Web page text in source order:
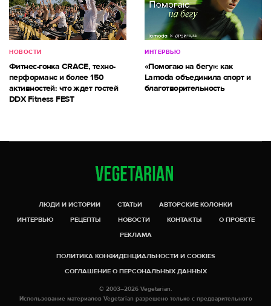
НОВОСТИ
Фитнес-гонка CRACE, техно-
перформанс и более 150
активностей: что ждет гостей
DDX Fitness FEST
ИНТЕРВЬЮ
«Помогаю на бегу»: как
Lamoda объединила спорт и
благотворительность
ЛЮДИ И ИСТОРИИ СТАТЬИ
АВТОРСКИЕ КОЛОНКИ
ИНТЕРВЬЮ
РЕЦЕПТЫ НОВОСТИ КОНТАКТЫ
О ПРОЕКТЕ
РЕКЛАМА
ПОЛИТИКА КОНФИДЕНЦИАЛЬНОСТИ И COOKIES
СОГЛАШЕНИЕ О ПЕРСОНАЛЬНЫХ ДАННЫХ
© 2003–2026 Vegetarian.
Использование материалов Vegetarian разрешено только с предварительного